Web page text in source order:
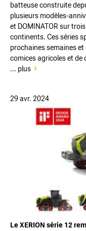
batteuse construite
plusieurs modèles-
et DOMINATOR sur
continents. Ces séries
prochaines semaines
comices agricoles et
... plus
29 avr. 2024
Le XERION série 12